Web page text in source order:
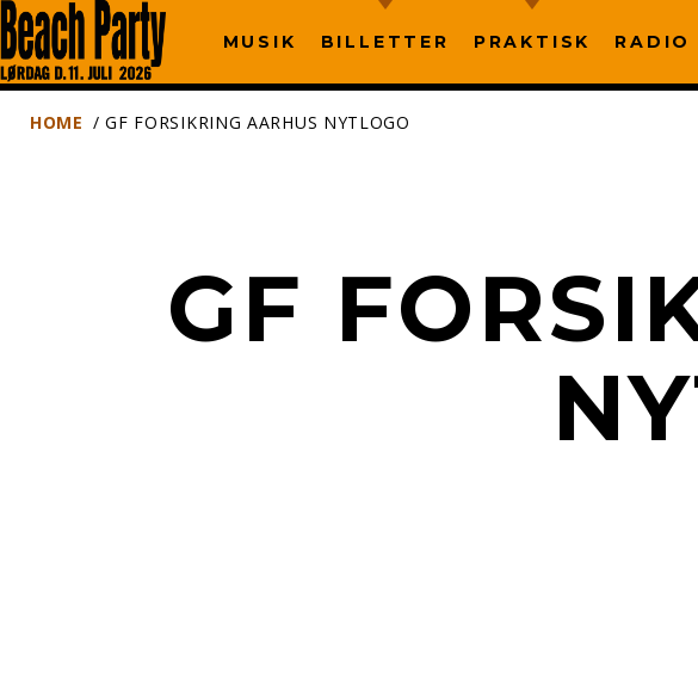
MUSIK BILLETTER PRAKTISK RADIO
HOME / GF FORSIKRING AARHUS NYTLOGO
GF